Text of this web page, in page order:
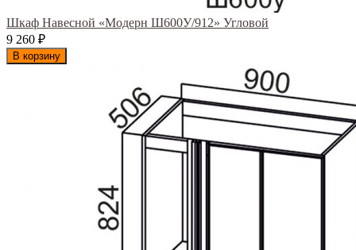
Шкаф Навесной «Модерн Ш600У/912» Угловой
9 260 ₽
В корзину